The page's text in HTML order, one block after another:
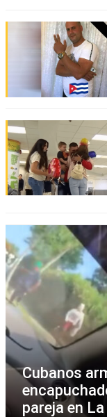
Cubanos
pareja en